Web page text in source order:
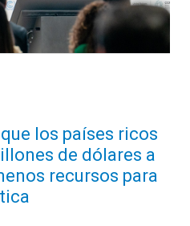
los países ricos
de dólares a
recursos para